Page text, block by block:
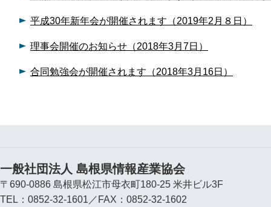
平成30年新年会が開催されます（2019年2月８日）
理事会開催のお知らせ（2018年3月7日）
合同勉強会が開催されます（2018年3月16日）
一般社団法人 島根県情報産業協会
〒690-0886 島根県松江市母衣町180-25 米井ビル3F
TEL：0852-32-1601／FAX：0852-32-1602